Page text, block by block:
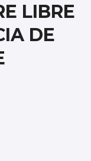
LIBRE
DE